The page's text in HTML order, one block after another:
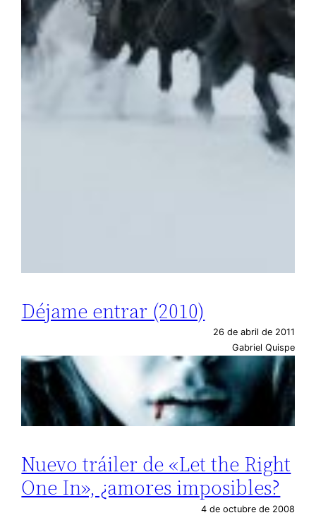
Déjame entrar (2010)
26 de abril de 2011
Gabriel Quispe
Nuevo tráiler de «Let the Right
One In», ¿amores imposibles?
4 de octubre de 2008